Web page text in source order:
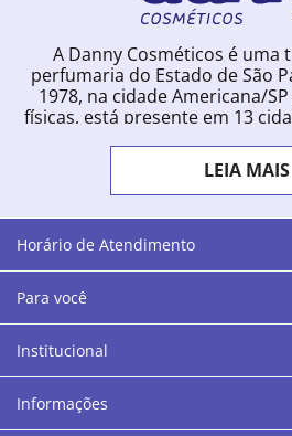
A Danny Cosméticos é uma
perfumaria do Estado de São
1978, na cidade Americana/
físicas, está presente em 13
começou a vender para todo
Com uma infinidade de marcas
produtos que vão do
Cosméticos mantém parceria
300 grandes fornecedores e
área de beleza. São 12 centros
programação semanal de
“O varejo corre nas nossas
humanos, éticos e morais. E
as cores da Danny
transmitindo paz e harmonia
LEIA MAIS
Horário de Atendimento
Para você
Institucional
Informações